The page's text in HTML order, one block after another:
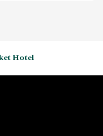
Hotel